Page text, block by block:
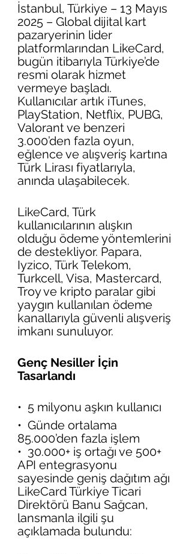
İstanbul, Türkiye – 13 Mayıs
2025 – Global dijital kart
pazaryerinin lider
platformlarından LikeCard,
bugün itibarıyla Türkiye’de
resmi olarak hizmet
vermeye başladı.
Kullanıcılar artık iTunes,
PlayStation, Netflix, PUBG,
Valorant ve benzeri
3.000’den fazla oyun,
eğlence ve alışveriş kartına
Türk Lirası fiyatlarıyla,
anında ulaşabilecek.
LikeCard, Türk
kullanıcılarının alışkın
olduğu ödeme yöntemlerini
de destekliyor. Papara,
Iyzico, Türk Telekom,
Turkcell, Visa, Mastercard,
Troy ve kripto paralar gibi
yaygın kullanılan ödeme
kanallarıyla güvenli alışveriş
imkanı sunuluyor.
Genç Nesiller İçin
Tasarlandı
•⁠  ⁠5 milyonu aşkın kullanıcı
•⁠  ⁠Günde ortalama
85.000’den fazla işlem
•⁠  ⁠30.000+ iş ortağı ve 500+
API entegrasyonu
sayesinde geniş dağıtım ağı
LikeCard Türkiye Ticari
Direktörü Banu Sağcan,
lansmanla ilgili şu
açıklamada bulundu: